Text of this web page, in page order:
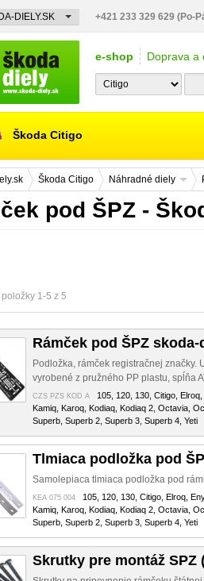
e-shop Doprava a
Škoda Citigo
Škoda Citigo Náhradné diely
pod ŠPZ -
1-5 z 5
Rámček pod ŠPZ skoda-
Podložka, rámček registračnej
vyrobené z pružného PP plastu, spĺňa
CZS PZS KOD A 105, 120, 130, Citigo,
Kamiq, Karoq, Kodiaq, Kodiaq 2, Octavia,
Superb, Superb 2, Superb 3, Superb 4, Yeti
Tlmiaca podložka pod
Samolepiaca tlmiaca podložka pod
KEA 075 004 105, 120, 130, Citigo, Elroq,
Kamiq, Karoq, Kodiaq, Kodiaq 2, Octavia,
Superb, Superb 2, Superb 3, Superb 4, Yeti
Skrutky pre montáž SPZ
DIELY.SK +421 233 329 629 (Po-